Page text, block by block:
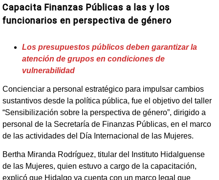
Capacita Finanzas Públicas a las y los
funcionarios en perspectiva de género
Los presupuestos públicos deben garantizar la
atención de grupos en condiciones de
vulnerabilidad
Concienciar a personal estratégico para impulsar cambios
sustantivos desde la política pública, fue el objetivo del taller
“Sensibilización sobre la perspectiva de género”, dirigido a
personal de la Secretaría de Finanzas Públicas, en el marco
de las actividades del Día Internacional de las Mujeres.
Bertha Miranda Rodríguez, titular del Instituto Hidalguense
de las Mujeres, quien estuvo a cargo de la capacitación,
explicó que Hidalgo ya cuenta con un marco legal que